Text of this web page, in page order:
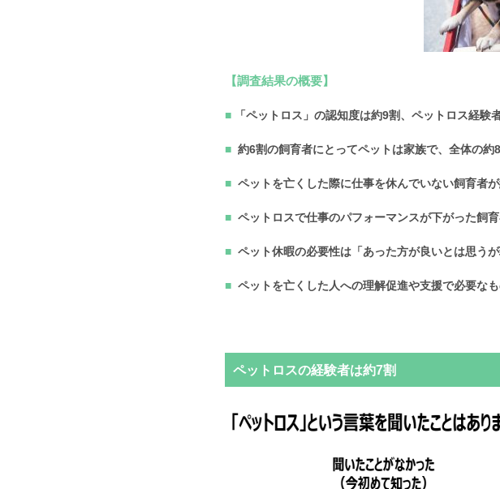
【調査結果の概要】
「ペットロス」の認知度は約9割、ペットロス経験
約6割の飼育者にとってペットは家族で、全体の
ペットを亡くした際に仕事を休んでいない飼育者
ペットロスで仕事のパフォーマンスが下がった飼
ペット休暇の必要性は「あった方が良いとは思う
ペットを亡くした人への理解促進や支援で必要な
ペットロスの経験者は約7割